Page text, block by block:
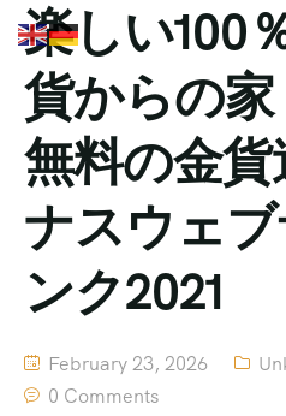
楽しい100
貨からの家
無料の金
ナスウェ
ンク2021
February 23, 2026
0 Comments